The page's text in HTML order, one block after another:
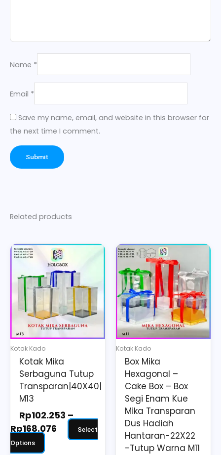
Name *
Email *
Save my name, email, and website in this browser for
the next time I comment.
Related products
Kotak Kado
Kotak Mika
Serbaguna Tutup
Transparan|40X40|
M13
Rp102.253 –
Rp168.076
Price
range:
Rp102.253
through
Rp168.076
Select
Options
This
product
has
multiple
variants.
The
options
be
chosen
on
product
page
Kotak Kado
Box Mika
Hexagonal –
Cake Box – Box
Segi Enam Kue
Mika Transparan
Dus Hadiah
Hantaran-22X22
-Tutup Warna M11
Price
range:
Rp34.715
through
Rp59.096
This
product
has
multiple
variants.
The
options
be
chosen
on
the
product
page